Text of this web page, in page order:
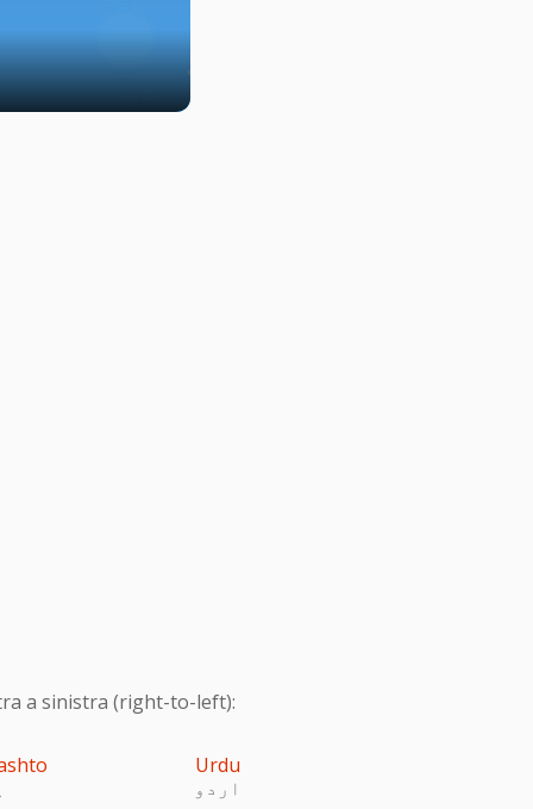
a sinistra (right-to-left):
Urdu
اردو